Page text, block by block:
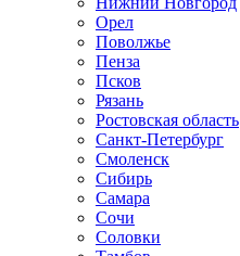
Орел
Поволжье
Пенза
Псков
Рязань
Ростовская область
Санкт-Петербург
Смоленск
Сибирь
Самара
Сочи
Соловки